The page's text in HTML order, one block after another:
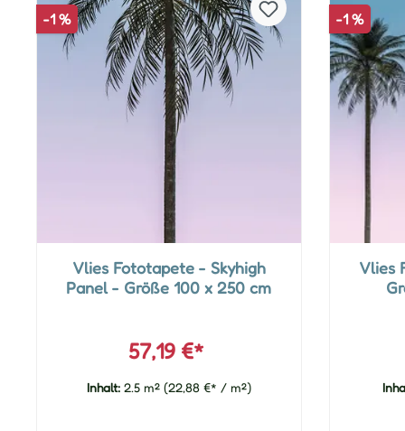
-1 %
Vlies Fototapete - Skyhigh
Panel - Größe 100 x 250 cm
57,19 €*
Inhalt: 2.5 m² (22,88 €* / m²)
-1 %
Vlies